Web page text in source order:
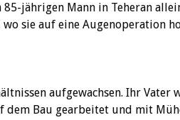
jährigen Mann in Teheran
sie auf eine Augenoperation
aufgewachsen. Ihr Vater
dem Bau gearbeitet und mit